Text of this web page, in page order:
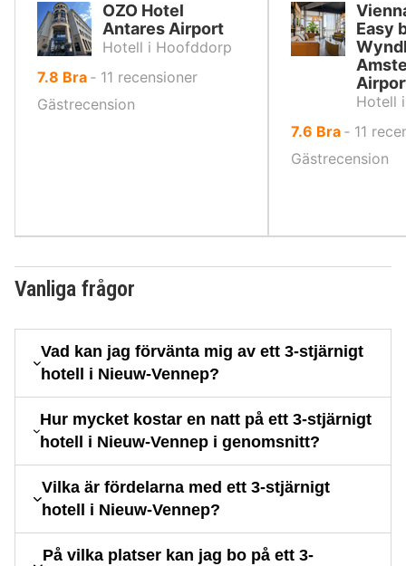
OZO Hotel
Antares Airport
Hotell i Hoofddorp
7.8 av
10,
Bra ‐ 11 recensioner
Gästrecension
Easy
Hotell
7.6 av
10,
Bra ‐ 11
Gästrecension
Vanliga frågor
Vad kan jag förvänta mig av ett 3-stjärnigt
hotell i Nieuw-Vennep?
Hur mycket kostar en natt på ett 3-stjärnigt
hotell i Nieuw-Vennep i genomsnitt?
Vilka är fördelarna med ett 3-stjärnigt
hotell i Nieuw-Vennep?
På vilka platser kan jag bo på ett 3-